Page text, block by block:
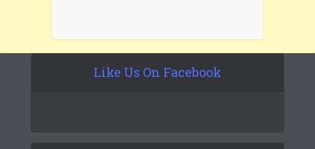
Like Us On Facebook